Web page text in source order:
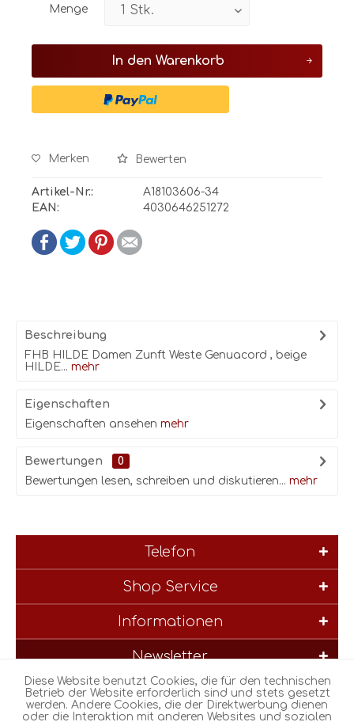
Menge
In den Warenkorb
Merken Bewerten
Artikel-Nr.:
A18103606-34
EAN:
4030646251272
Beschreibung
FHB HILDE Damen Zunft Weste Genuacord , beige
HILDE... mehr
Eigenschaften
Eigenschaften ansehen mehr
Bewertungen
0
Bewertungen lesen, schreiben und diskutieren... mehr
Telefon
Shop Service
Informationen
Newsletter
* Alle Preise inkl. gesetzl. Mehrwertsteuer zzgl.Versandkostenund
ggf. Nachnahmegebühren, wenn nicht anders beschrieben
Diese Website benutzt Cookies, die für den technischen
Betrieb der Website erforderlich sind und stets gesetzt
werden. Andere Cookies, die der Direktwerbung dienen
oder die Interaktion mit anderen Websites und sozialen